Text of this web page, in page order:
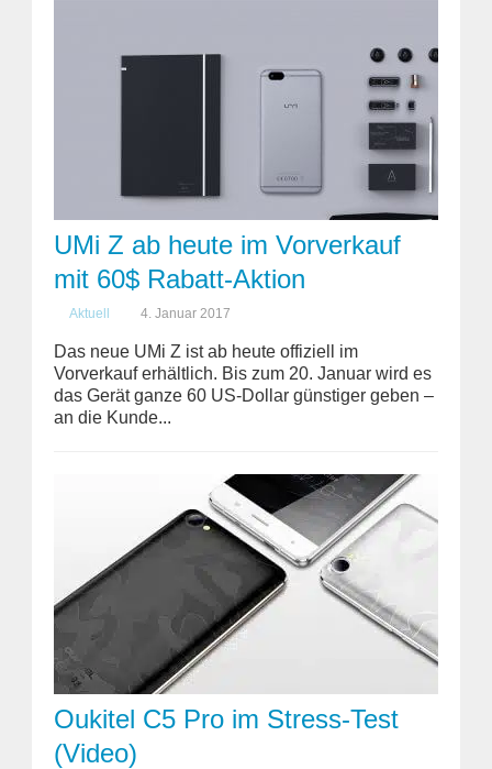
UMi Z ab heute im Vorverkauf
mit 60$ Rabatt-Aktion
Aktuell 4. Januar 2017
Das neue UMi Z ist ab heute offiziell im
Vorverkauf erhältlich. Bis zum 20. Januar wird es
das Gerät ganze 60 US-Dollar günstiger geben –
an die Kunde...
Oukitel C5 Pro im Stress-Test
(Video)